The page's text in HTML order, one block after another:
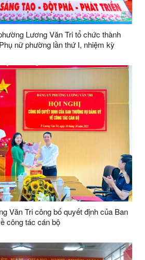
Lương Văn Tri tổ chức thành
nữ phường lần thứ I, nhiệm kỳ
Văn Tri công bố quyết định của Ban
công tác cán bộ